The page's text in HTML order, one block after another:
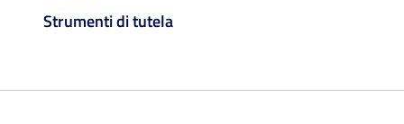
Strumenti di tutela